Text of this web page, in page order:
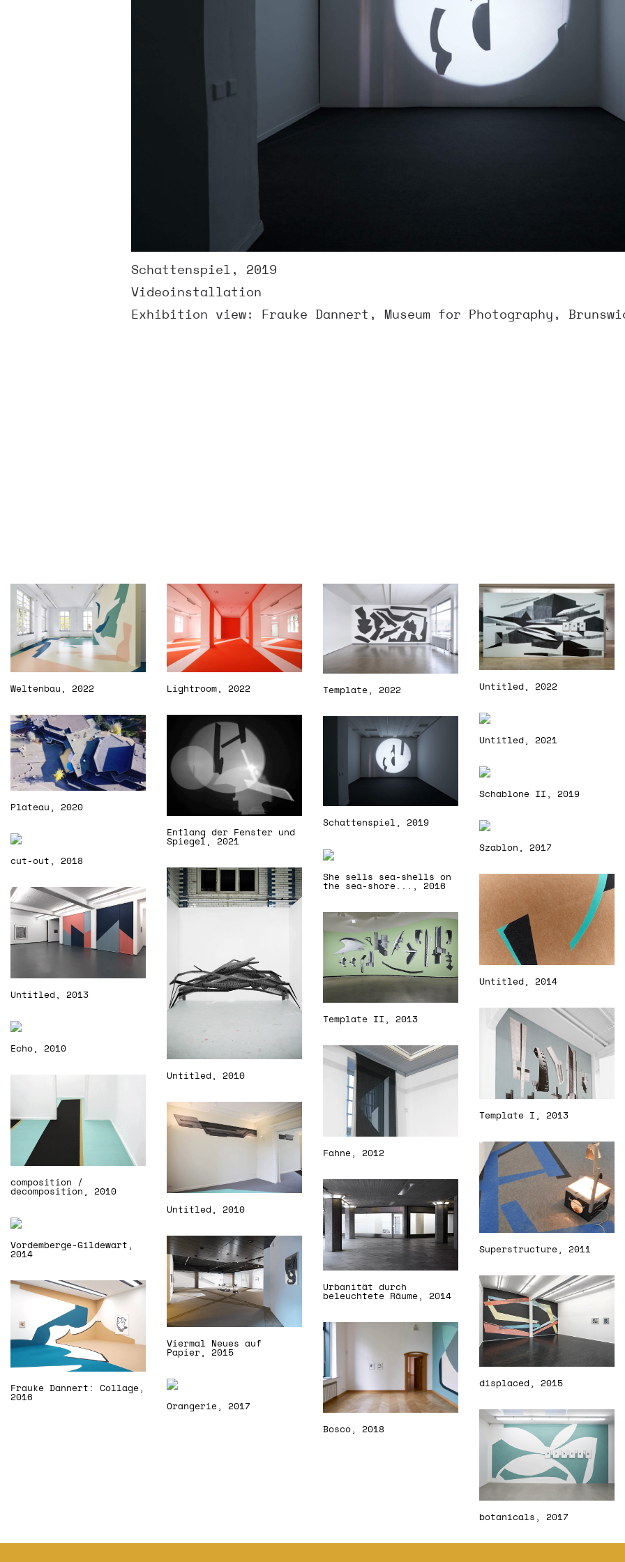
Schattenspiel, 2019
Videoinstallation
Exhibition view: Frauke Dannert, Museum for Photography,
Weltenbau, 2022 Lightroom, 2022 Template, 2022 Untitled, 2022
Untitled, 2021
Entlang der Fenster und
Spiegel, 2021
Plateau, 2020
Schattenspiel, 2019
Schablone II, 2019
Szablon, 2017
cut-out, 2018
She sells sea-shells on
the sea-shore..., 2016
Untitled, 2010
Untitled, 2014
Untitled, 2013
Template II, 2013
Template I, 2013
Echo, 2010
Fahne, 2012
composition /
decomposition, 2010
Untitled, 2010
Superstructure, 2011
Urbanität durch
beleuchtete Räume, 2014
Vordemberge-Gildewart,
2014
Viermal Neues auf
Papier, 2015
displaced, 2015
Frauke Dannert: Collage,
2016
Bosco, 2018
Orangerie, 2017
botanicals, 2017